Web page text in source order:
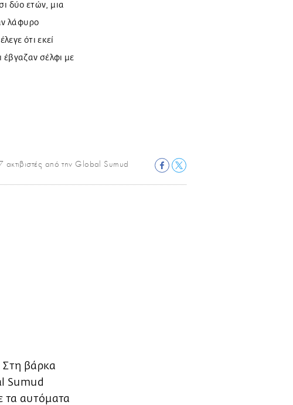
δύο ετών, μια
λάφυρο
ότι εκεί
σέλφι με
από την Global Sumud
Στη βάρκα
Sumud
τα αυτόματα